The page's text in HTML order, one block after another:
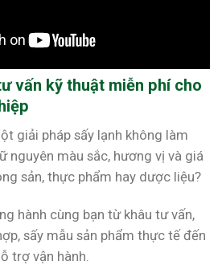
vấn kỹ thuật miễn phí cho
giải pháp sấy lạnh không làm
nguyên màu sắc, hương vị và giá
sản, thực phẩm hay dược liệu?
hành cùng bạn từ khâu tư vấn,
sấy mẫu sản phẩm thực tế đến
trợ vận hành.